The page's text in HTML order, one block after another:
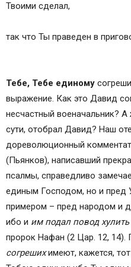
Твоими сделал,
так что Ты праведен в
Тебе, Тебе единому
выражение. Как это Давид
несчастный военачальник?
сути, отобрал Давид? Наш
дореволюционный
(Пьянков), написавший
псалмы, справедливо
единым Господом, но и пред
примером – пред народом и
ибо и им подал повод хулить
пророк Нафан (2 Цар. 12, 14).
согрешихимеют, кажется,